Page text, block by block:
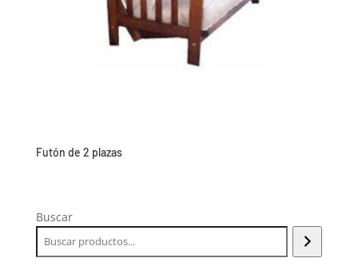
Futón de 2 plazas
Buscar